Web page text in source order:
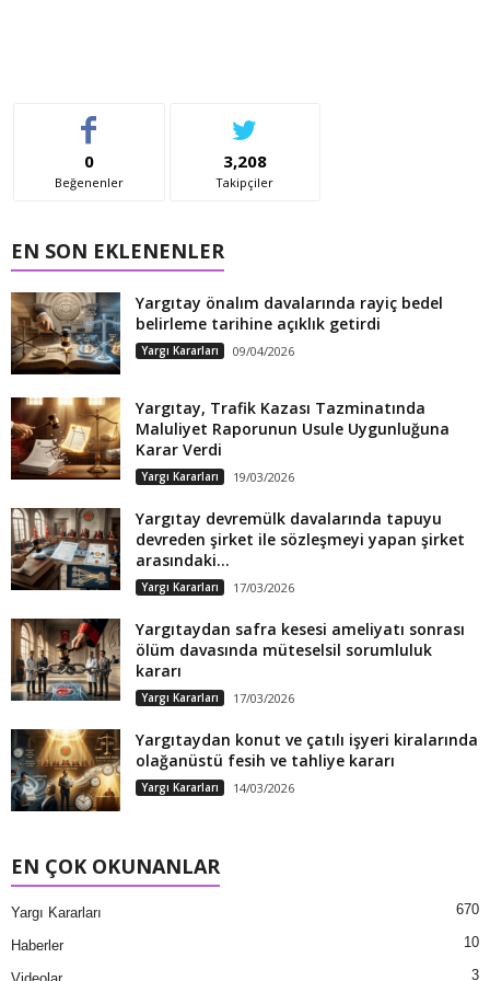
0
Beğenenler
3,208
Takipçiler
EN SON EKLENENLER
Yargıtay önalım davalarında rayiç bedel
belirleme tarihine açıklık getirdi
Yargı Kararları 09/04/2026
Yargıtay, Trafik Kazası Tazminatında
Maluliyet Raporunun Usule Uygunluğuna
Karar Verdi
Yargı Kararları 19/03/2026
Yargıtay devremülk davalarında tapuyu
devreden şirket ile sözleşmeyi yapan şirket
arasındaki...
Yargı Kararları 17/03/2026
Yargıtaydan safra kesesi ameliyatı sonrası
ölüm davasında müteselsil sorumluluk
kararı
Yargı Kararları 17/03/2026
Yargıtaydan konut ve çatılı işyeri kiralarında
olağanüstü fesih ve tahliye kararı
Yargı Kararları 14/03/2026
EN ÇOK OKUNANLAR
Yargı Kararları 670
Haberler 10
3